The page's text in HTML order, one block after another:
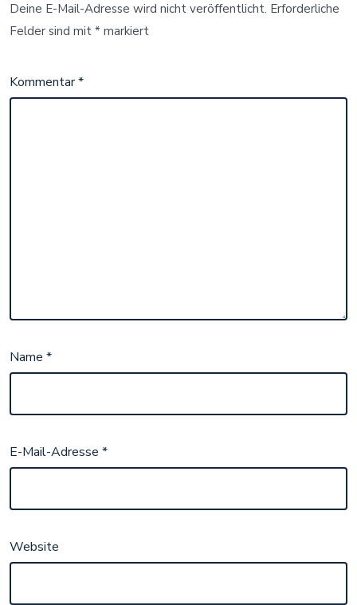
Deine E-Mail-Adresse wird nicht veröffentlicht. Erforderliche
Felder sind mit* markiert
Kommentar*
Name*
E-Mail-Adresse*
Website